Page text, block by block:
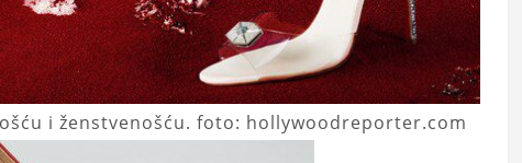
i ženstvenošću. foto: hollywoodreporter.com